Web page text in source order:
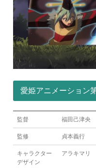
愛姫アニメーション
監督 福田己津央
監修 貞本義行
キャラクター
デザイン
アラキマリ